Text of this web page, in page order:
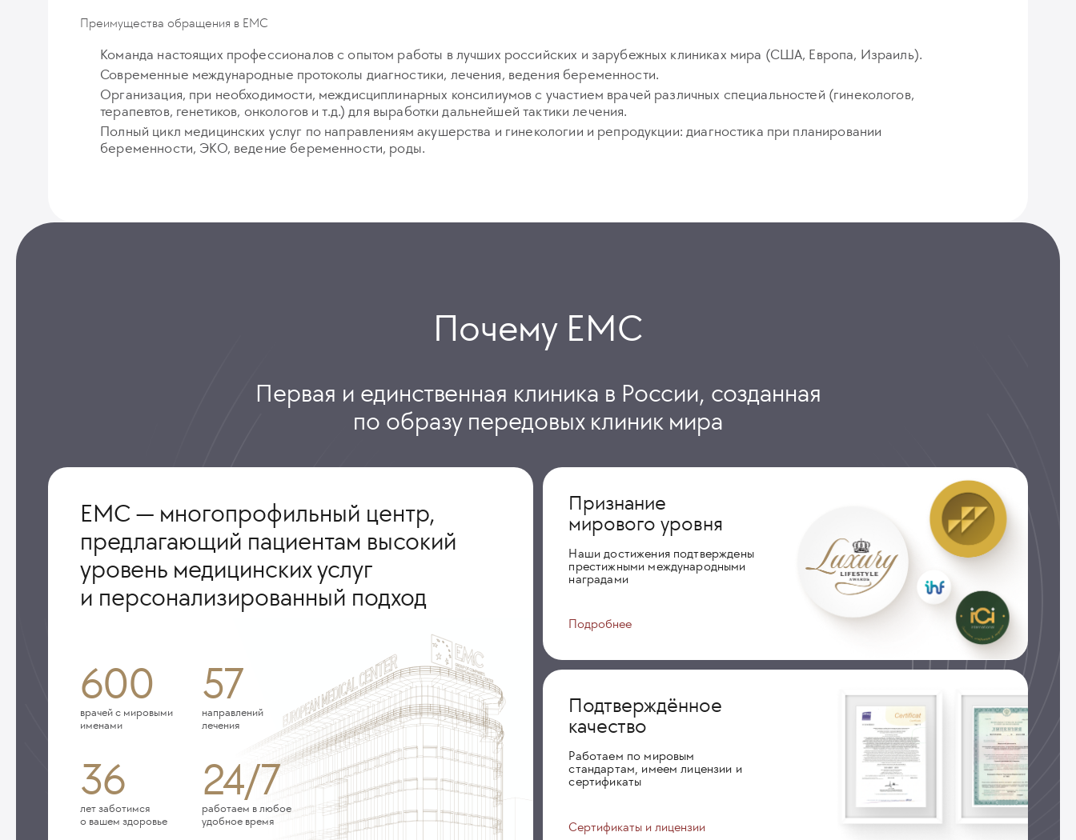
Преимущества обращения в ЕМС
Команда настоящих профессионалов с опытом работы в лучших российских и зарубежных клиниках мира (США, Европа, Израиль).
Современные международные протоколы диагностики, лечения, ведения беременности.
Организация, при необходимости, междисциплинарных консилиумов с участием врачей различных специальностей (гинекологов,
терапевтов, генетиков, онкологов и т.д.) для выработки дальнейшей тактики лечения.
Полный цикл медицинских услуг по направлениям акушерства и гинекологии и репродукции: диагностика при планировании
беременности, ЭКО, ведение беременности, роды.
Почему ЕМС
Первая и единственная клиника в России, созданная
по образу передовых клиник мира
ЕМС — многопрофильный центр,
предлагающий пациентам высокий
уровень медицинских услуг
и персонализированный подход
600
врачей с мировыми
именами
57
направлений
лечения
36
лет заботимся
о вашем здоровье
24/7
работаем в любое
удобное время
Признание
мирового уровня
Наши достижения подтверждены
престижными международными
наградами
Подробнее
Подтверждённое
качество
Работаем по мировым
стандартам, имеем лицензии и
сертификаты
Сертификаты и лицензии